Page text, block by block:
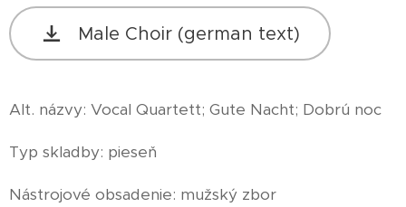
Male Choir (german text)
Alt. názvy: Vocal Quartett; Gute Nacht; Dobrú noc
Typ skladby: pieseň
Nástrojové obsadenie: mužský zbor